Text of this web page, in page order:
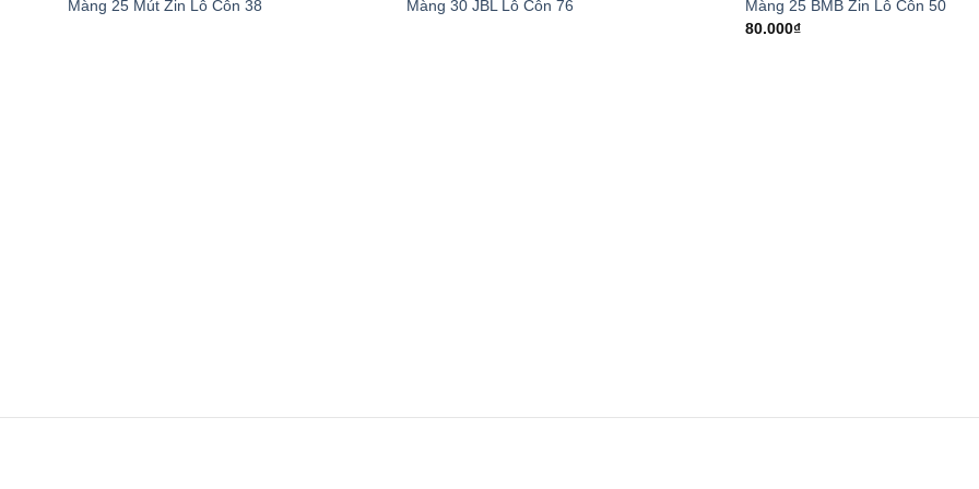
Màng 25 Mút Zin Lỗ Côn 38 Màng 30 JBL Lỗ Côn 76
Màng 25 BMB Zin Lỗ Côn 50
80.000₫